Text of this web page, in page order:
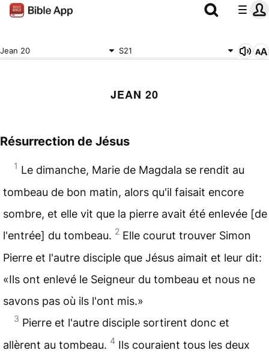
Jean 20 S21
JEAN 20
Résurrection de Jésus
1 Le dimanche, Marie de Magdala se rendit au
tombeau de bon matin, alors qu'il faisait encore
sombre, et elle vit que la pierre avait été enlevée [de
l'entrée] du tombeau. 2 Elle courut trouver Simon
Pierre et l'autre disciple que Jésus aimait et leur dit:
«Ils ont enlevé le Seigneur du tombeau et nous ne
savons pas où ils l'ont mis.»
3 Pierre et l'autre disciple sortirent donc et
allèrent au tombeau. 4 Ils couraient tous les deux